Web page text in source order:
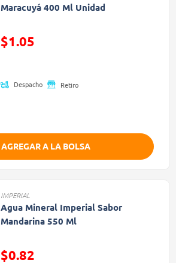
Maracuyá 400 Ml Unidad
Precio reducido de
$1.05
Despacho Retiro
AGREGAR A LA BOLSA
IMPERIAL
Agua Mineral Imperial Sabor
Mandarina 550 Ml
Precio reducido de
$0.82